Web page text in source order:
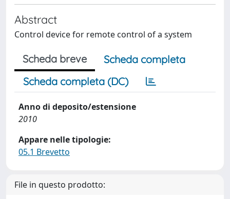
Abstract
Control device for remote control of a system
Scheda breve
Scheda completa
Scheda completa (DC)
Anno di deposito/estensione
2010
Appare nelle tipologie:
05.1 Brevetto
File in questo prodotto: